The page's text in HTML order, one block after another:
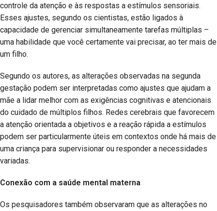
controle da atenção e às respostas a estímulos sensoriais.
Esses ajustes, segundo os cientistas, estão ligados à
capacidade de gerenciar simultaneamente tarefas múltiplas –
uma habilidade que você certamente vai precisar, ao ter mais de
um filho.
Segundo os autores, as alterações observadas na segunda
gestação podem ser interpretadas como ajustes que ajudam a
mãe a lidar melhor com as exigências cognitivas e atencionais
do cuidado de múltiplos filhos. Redes cerebrais que favorecem
a atenção orientada a objetivos e a reação rápida a estímulos
podem ser particularmente úteis em contextos onde há mais de
uma criança para supervisionar ou responder a necessidades
variadas.
Conexão com a saúde mental materna
Os pesquisadores também observaram que as alterações no